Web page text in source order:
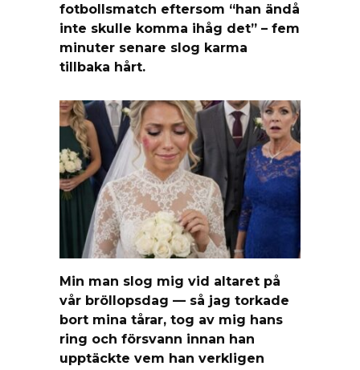
fotbollsmatch eftersom “han ändå
inte skulle komma ihåg det” – fem
minuter senare slog karma
tillbaka hårt.
Min man slog mig vid altaret på
vår bröllopsdag — så jag torkade
bort mina tårar, tog av mig hans
ring och försvann innan han
upptäckte vem han verkligen